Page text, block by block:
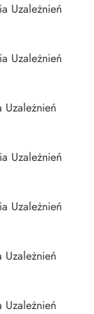
Uzależnień
Uzależnień
Uzależnień
Uzależnień
Uzależnień
Uzależnień
Uzależnień